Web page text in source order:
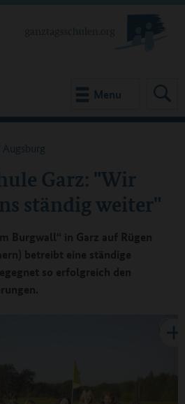
Menu
Garz: "Wir
ständig weiter"
Burgwall“ in Garz auf Rügen
betreibt eine ständige
so erfolgreich den